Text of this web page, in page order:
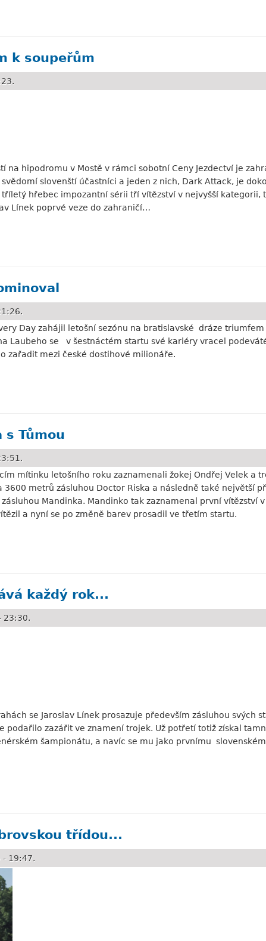
k soupeřům
na hipodromu v Mostě v rámci sobotní Ceny Jezdectví je
slovenští účastníci a jeden z nich, Dark Attack, je
hřebec impozantní sérii tří vítězství v nejvyšší kategorii,
Línek poprvé veze do zahraničí…
Day zahájil letošní sezónu na bratislavské dráze
Laubeho se v šestnáctém startu své kariéry vracel
zařadit mezi české dostihové milionáře.
s Tůmou
mítinku letošního roku zaznamenali žokej Ondřej Velek a
3600 metrů zásluhou Doctor Riska a následně také největší
Mandinka. Mandinko tak zaznamenal první vítězství
a nyní se po změně barev prosadil ve třetím startu.
každý rok...
23:30.
se Jaroslav Línek prosazuje především zásluhou svých
podařilo zazářit ve znamení trojek. Už potřetí totiž získal
šampionátu, a navíc se mu jako prvnímu
třídou...
- 19:47.